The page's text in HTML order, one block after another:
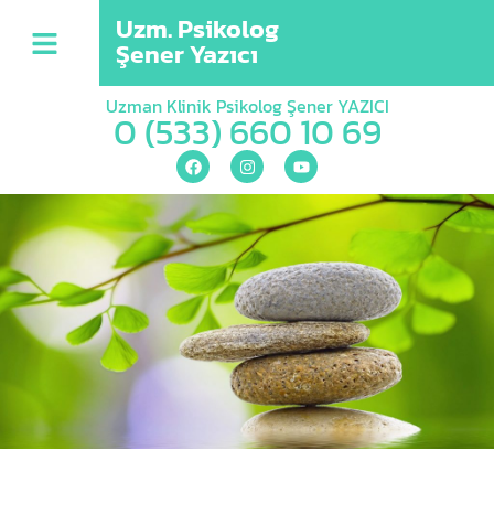
Uzm. Psikolog
Şener Yazıcı
Uzman Klinik Psikolog Şener YAZICI
0 (533) 660 10 69